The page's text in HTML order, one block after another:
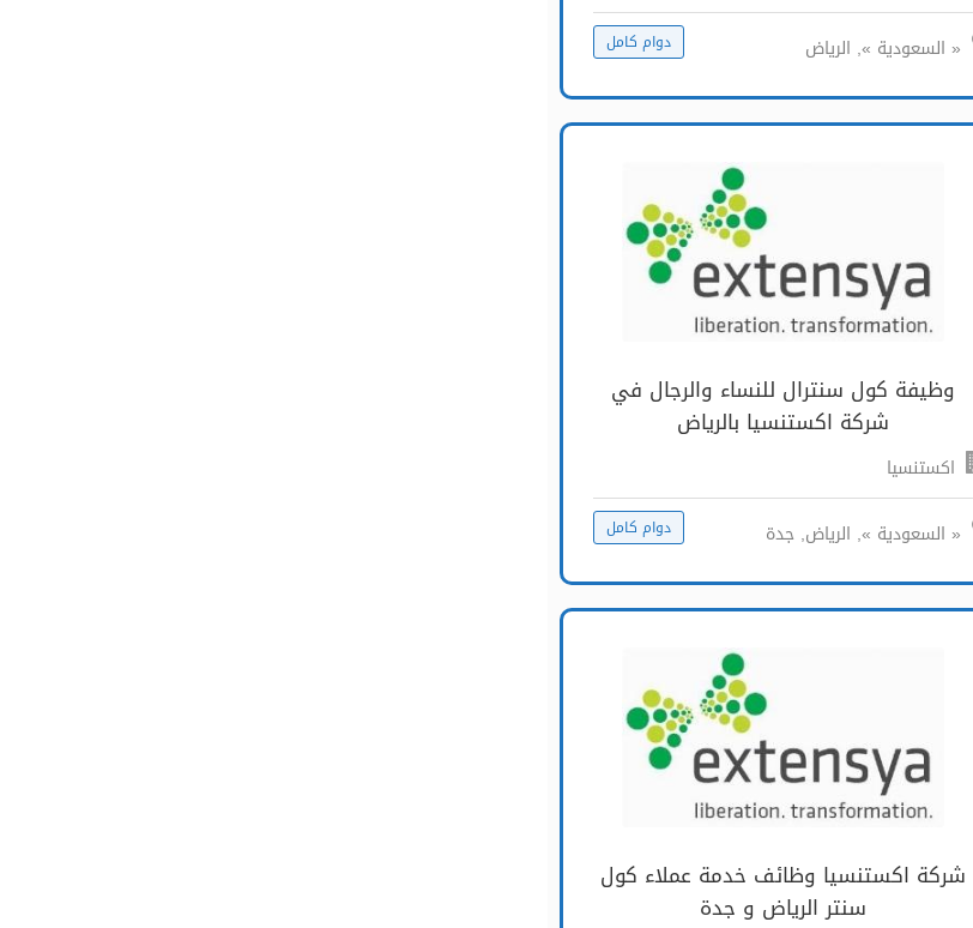
« السعودية », الرياض دوام كامل
وظيفة كول سنترال للنساء والرجال في
شركة اكستنسيا بالرياض
اكستنسيا
« السعودية », الرياض, جدة دوام كامل
شركة اكستنسيا وظائف خدمة عملاء كول
سنتر الرياض و جدة